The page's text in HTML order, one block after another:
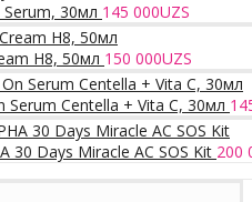
Serum, 30мл 145 000UZS
H8, 50мл 150 000UZS
Serum Centella + Vita C, 30мл
30 Days Miracle AC SOS Kit 200